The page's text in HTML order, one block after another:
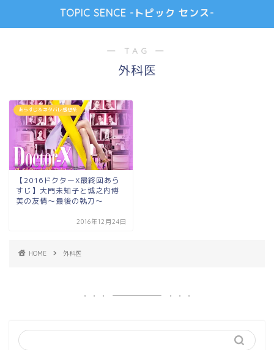
TOPIC SENCE -トピック センス-
― TAG ―
外科医
あらすじ＆ネタバレ感想系
【2016ドクターX最終回あら
すじ】大門未知子と城之内博
美の友情～最後の執刀～
2016年12月24日
HOME 外科医